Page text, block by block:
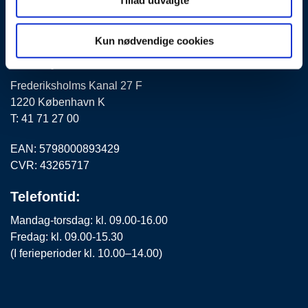
Kun nødvendige cookies
By-, Land- og
Transportministeriet
Frederiksholms Kanal 27 F
1220 København K
T: 41 71 27 00
EAN: 5798000893429
CVR: 43265717
Telefontid:
Mandag-torsdag: kl. 09.00-16.00
Fredag: kl. 09.00-15.30
(I ferieperioder kl. 10.00–14.00)